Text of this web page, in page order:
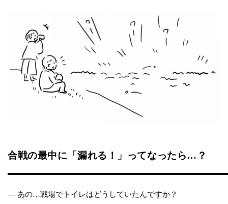
合戦の最中に「漏れる！」ってなったら…？
― あの…戦場でトイレはどうしていたんですか？